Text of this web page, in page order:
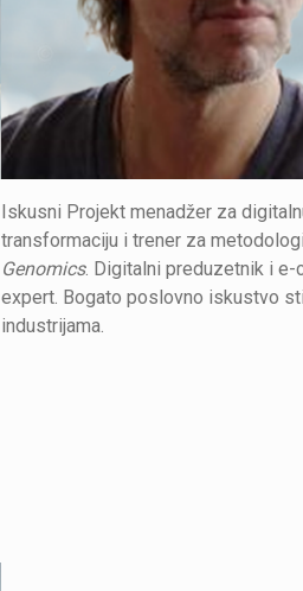
Iskusni Projekt menadžer za
transformaciju i trener za
Genomics. Digitalni preduzetnik i e-
expert. Bogato poslovno iskustvo
industrijama.